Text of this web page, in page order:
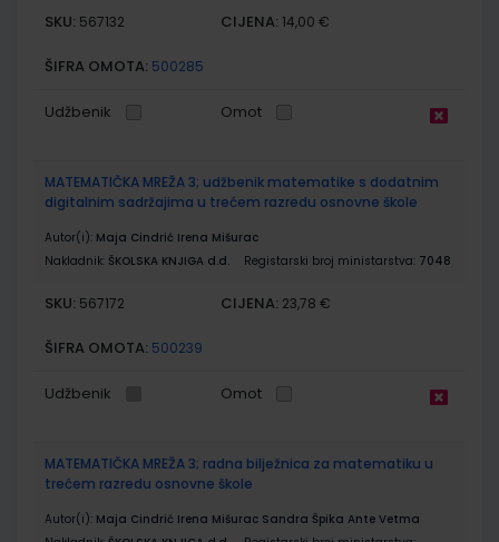
SKU: 567132 CIJENA: 14,00 €
ŠIFRA OMOTA: 500285
Udžbenik Omot
MATEMATIČKA MREŽA 3; udžbenik matematike s dodatnim
digitalnim sadržajima u trećem razredu osnovne škole
Autor(i): Maja Cindrić Irena Mišurac
Nakladnik: ŠKOLSKA KNJIGA d.d. Registarski broj ministarstva: 7048
SKU: 567172 CIJENA: 23,78 €
ŠIFRA OMOTA: 500239
Udžbenik Omot
MATEMATIČKA MREŽA 3; radna bilježnica za matematiku u
trećem razredu osnovne škole
Autor(i): Maja Cindrić Irena Mišurac Sandra Špika Ante Vetma